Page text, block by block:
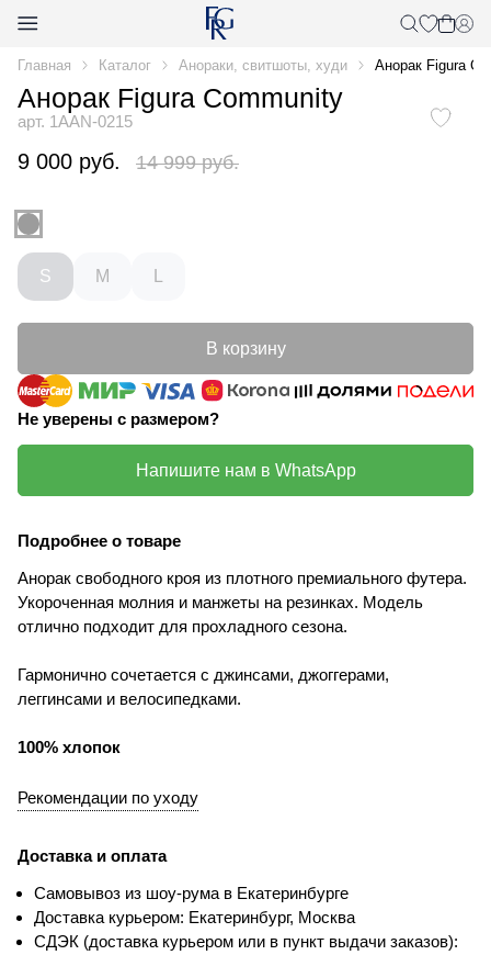
Главная Каталог Анораки, свитшоты, худи Анорак Figura
Анорак Figura Community
арт. 1AAN-0215
9 000 руб. 14 999 руб.
S M
В корзину
Не уверены с размером?
Напишите нам в WhatsApp
Подробнее о товаре
Анорак свободного кроя из плотного премиального футера.
Укороченная молния и манжеты на резинках. Модель
отлично подходит для прохладного сезона.
Гармонично сочетается с джинсами, джоггерами,
леггинсами и велосипедками.
100% хлопок
Рекомендации по уходу
Доставка и оплата
Самовывоз из шоу-рума в Екатеринбурге
Доставка курьером: Екатеринбург, Москва
СДЭК (доставка курьером или в пункт выдачи заказов):